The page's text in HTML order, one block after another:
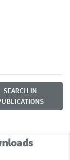
SEARCH IN